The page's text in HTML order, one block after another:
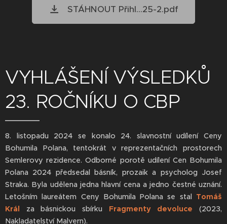
STÁHNOUT Přihl...25-2.pdf
VYHLÁŠENÍ VÝSLEDKŮ
23. ROČNÍKU O CBP
8. listopadu 2024 se konalo 24. slavnostní udílení Ceny
Bohumila Polana, tentokrát v reprezentačních prostorech
Semlerovy rezidence. Odborné porotě udílení Cen Bohumila
Polana 2024 předsedal básník, prozaik a psycholog Josef
Straka. Byla udělena jedna hlavní cena a jedno čestné uznání.
Letošním laureátem Ceny Bohumila Polana se stal Tomáš
Král za básnickou sbírku Fragmenty devoluce (2023,
Nakladatelství Malvern).